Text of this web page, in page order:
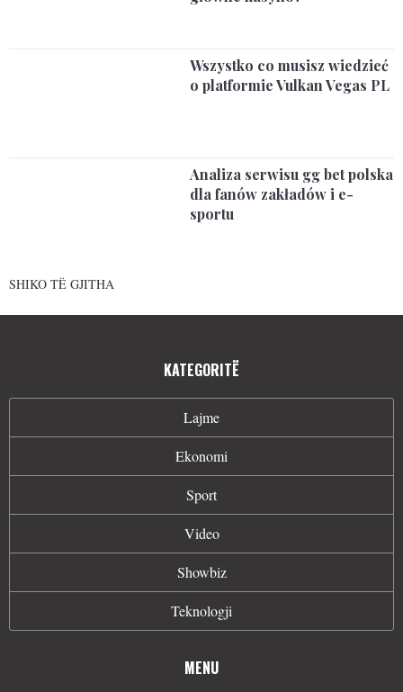
Wszystko co musisz wiedzieć
o platformie Vulkan Vegas PL
Analiza serwisu gg bet polska
dla fanów zakładów i e-
sportu
SHIKO TË GJITHA
KATEGORITË
Lajme
Ekonomi
Sport
Video
Showbiz
Teknologji
MENU